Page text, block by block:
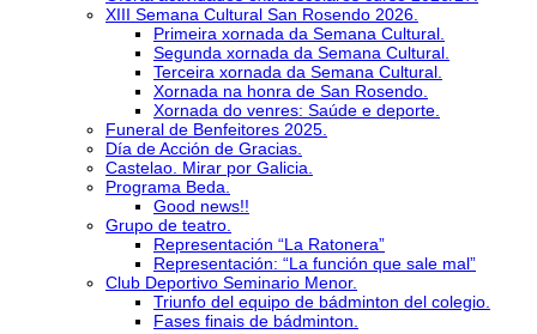
XIII Semana Cultural San Rosendo 2026.
Primeira xornada da Semana Cultural.
Segunda xornada da Semana Cultural.
Terceira xornada da Semana Cultural.
Xornada na honra de San Rosendo.
Xornada do venres: Saúde e deporte.
Funeral de Benfeitores 2025.
Día de Acción de Gracias.
Castelao. Mirar por Galicia.
Programa Beda.
Good news!!
Grupo de teatro.
Representación “La Ratonera”
Representación: “La función que sale mal”
Club Deportivo Seminario Menor.
Triunfo del equipo de bádminton del colegio.
Fases finais de bádminton.